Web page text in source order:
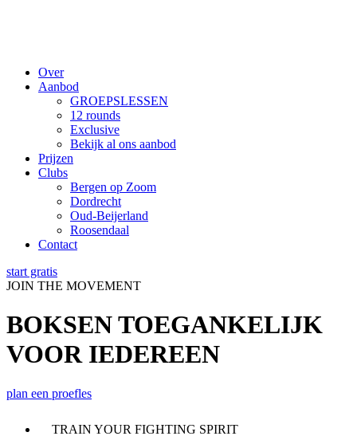
Over
Aanbod
GROEPSLESSEN
12 rounds
Exclusive
Bekijk al ons aanbod
Prijzen
Clubs
Bergen op Zoom
Dordrecht
Oud-Beijerland
Roosendaal
Contact
start gratis
JOIN THE MOVEMENT
BOKSEN TOEGANKELIJK
VOOR IEDEREEN
plan een proefles
TRAIN YOUR FIGHTING SPIRIT